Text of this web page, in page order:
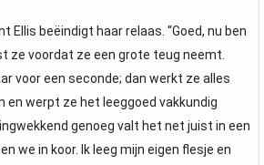
Ellis beëindigt haar relaas. “Goed, nu ben
ze voordat ze een grote teug neemt.
voor een seconde; dan werkt ze alles
werpt ze het leeggoed vakkundig
genoeg valt het net juist in een
we in koor. Ik leeg mijn eigen flesje en